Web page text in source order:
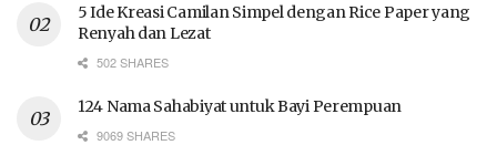
5 Ide Kreasi Camilan Simpel dengan Rice Paper yang
Renyah dan Lezat
502 SHARES
124 Nama Sahabiyat untuk Bayi Perempuan
9069 SHARES